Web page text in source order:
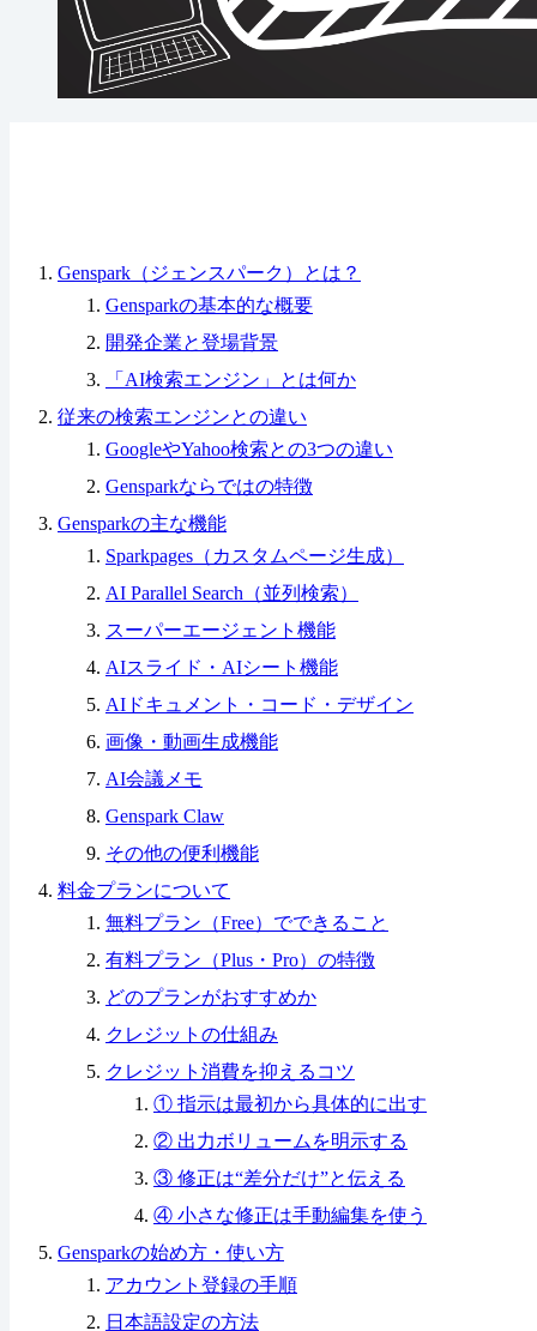
Genspark（ジェンスパーク）とは？
Gensparkの基本的な概要
開発企業と登場背景
「AI検索エンジン」とは何か
従来の検索エンジンとの違い
GoogleやYahoo検索との3つの違い
Gensparkならではの特徴
Gensparkの主な機能
Sparkpages（カスタムページ生成）
AI Parallel Search（並列検索）
スーパーエージェント機能
AIスライド・AIシート機能
AIドキュメント・コード・デザイン
画像・動画生成機能
AI会議メモ
Genspark Claw
その他の便利機能
料金プランについて
無料プラン（Free）でできること
有料プラン（Plus・Pro）の特徴
どのプランがおすすめか
クレジットの仕組み
クレジット消費を抑えるコツ
① 指示は最初から具体的に出す
② 出力ボリュームを明示する
③ 修正は“差分だけ”と伝える
④ 小さな修正は手動編集を使う
Gensparkの始め方・使い方
アカウント登録の手順
日本語設定の方法